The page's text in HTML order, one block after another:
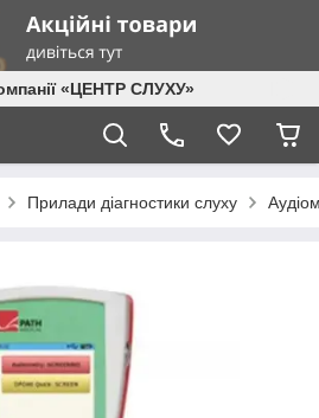
«ЦЕНТР СЛУХУ»
Прилади діагностики слуху